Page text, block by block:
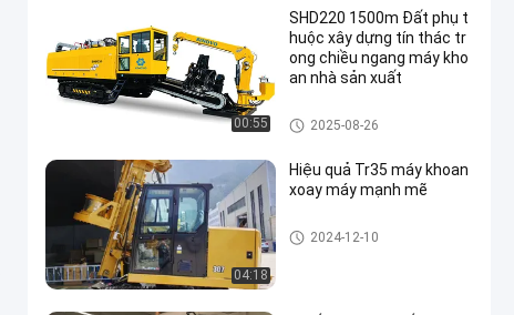
00:55
SHD220 1500m Đất phụ t
huộc xây dựng tín thác tr
ong chiều ngang máy kho
an nhà sản xuất
Máy khoan định hướng ngang
2025-08-26
04:18
Hiệu quả Tr35 máy khoan
xoay máy mạnh mẽ
Giàn khoan quay
2024-12-10